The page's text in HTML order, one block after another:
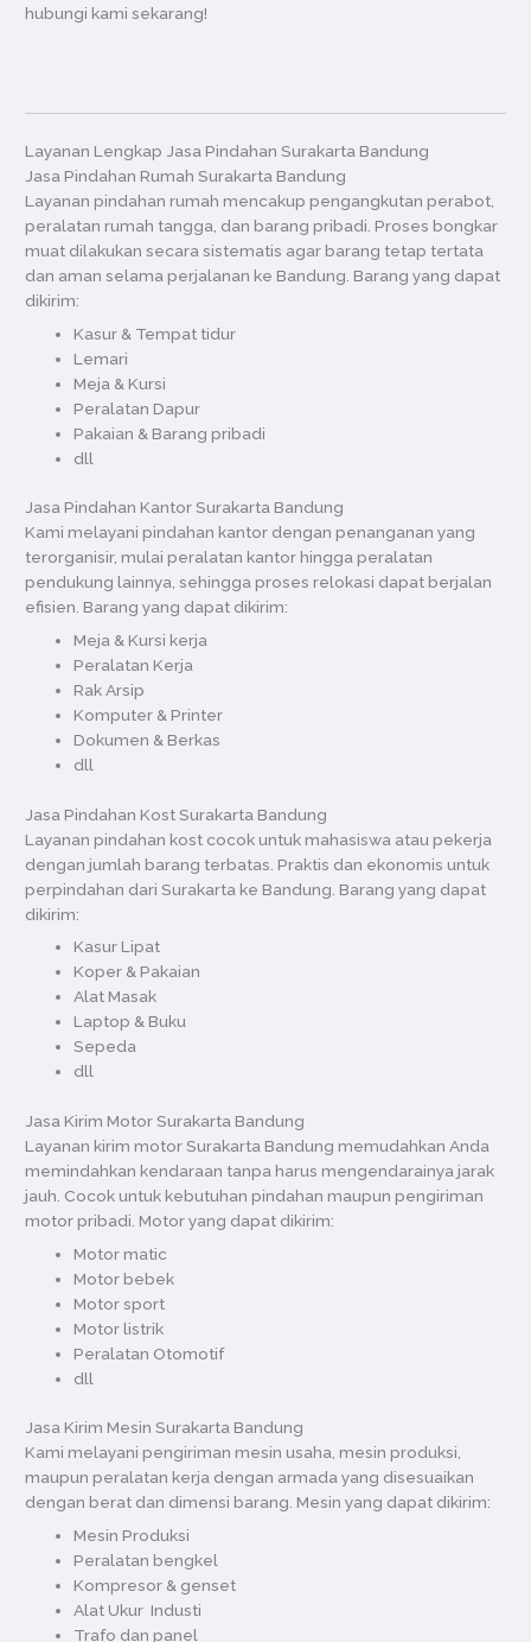
hubungi kami sekarang!
Layanan Lengkap Jasa Pindahan Surakarta Bandung
Jasa Pindahan Rumah Surakarta Bandung
Layanan pindahan rumah mencakup pengangkutan perabot,
peralatan rumah tangga, dan barang pribadi. Proses bongkar
muat dilakukan secara sistematis agar barang tetap tertata
dan aman selama perjalanan ke Bandung. Barang yang dapat
dikirim:
Kasur & Tempat tidur
Lemari
Meja & Kursi
Peralatan Dapur
Pakaian & Barang pribadi
dll
Jasa Pindahan Kantor Surakarta Bandung
Kami melayani pindahan kantor dengan penanganan yang
terorganisir, mulai peralatan kantor hingga peralatan
pendukung lainnya, sehingga proses relokasi dapat berjalan
efisien. Barang yang dapat dikirim:
Meja & Kursi kerja
Peralatan Kerja
Rak Arsip
Komputer & Printer
Dokumen & Berkas
dll
Jasa Pindahan Kost Surakarta Bandung
Layanan pindahan kost cocok untuk mahasiswa atau pekerja
dengan jumlah barang terbatas. Praktis dan ekonomis untuk
perpindahan dari Surakarta ke Bandung. Barang yang dapat
dikirim:
Kasur Lipat
Koper & Pakaian
Alat Masak
Laptop & Buku
Sepeda
dll
Jasa Kirim Motor Surakarta Bandung
Layanan kirim motor Surakarta Bandung memudahkan Anda
memindahkan kendaraan tanpa harus mengendarainya jarak
jauh. Cocok untuk kebutuhan pindahan maupun pengiriman
motor pribadi. Motor yang dapat dikirim:
Motor matic
Motor bebek
Motor sport
Motor listrik
Peralatan Otomotif
dll
Jasa Kirim Mesin Surakarta Bandung
Kami melayani pengiriman mesin usaha, mesin produksi,
maupun peralatan kerja dengan armada yang disesuaikan
dengan berat dan dimensi barang. Mesin yang dapat dikirim:
Mesin Produksi
Peralatan bengkel
Kompresor & genset
Alat Ukur Industi
Trafo dan panel